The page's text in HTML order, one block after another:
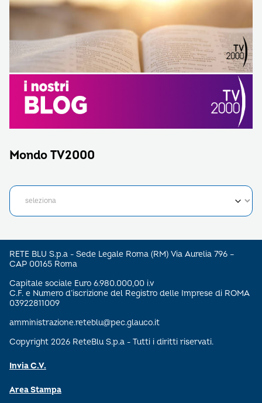
Mondo TV2000
RETE BLU S.p.a - Sede Legale Roma (RM) Via Aurelia 796 –
CAP 00165 Roma
Capitale sociale Euro 6.980.000,00 i.v
C.F. e Numero d’iscrizione del Registro delle Imprese di ROMA
03922811009
amministrazione.reteblu@pec.glauco.it
Copyright 2026 ReteBlu S.p.a - Tutti i diritti riservati.
Invia C.V.
Area Stampa